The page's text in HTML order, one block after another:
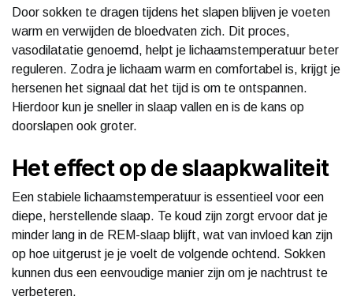
Door sokken te dragen tijdens het slapen blijven je voeten
warm en verwijden de bloedvaten zich. Dit proces,
vasodilatatie genoemd, helpt je lichaamstemperatuur beter
reguleren. Zodra je lichaam warm en comfortabel is, krijgt je
hersenen het signaal dat het tijd is om te ontspannen.
Hierdoor kun je sneller in slaap vallen en is de kans op
doorslapen ook groter.
Het effect op de slaapkwaliteit
Een stabiele lichaamstemperatuur is essentieel voor een
diepe, herstellende slaap. Te koud zijn zorgt ervoor dat je
minder lang in de REM-slaap blijft, wat van invloed kan zijn
op hoe uitgerust je je voelt de volgende ochtend. Sokken
kunnen dus een eenvoudige manier zijn om je nachtrust te
verbeteren.